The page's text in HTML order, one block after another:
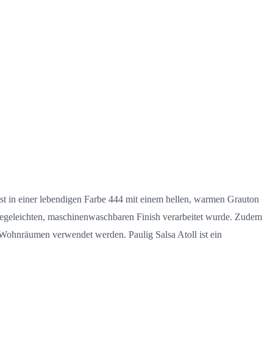
einer lebendigen Farbe 444 mit einem hellen, warmen Grauton
maschinenwaschbaren Finish verarbeitet wurde. Zudem
verwendet werden. Paulig Salsa Atoll ist ein